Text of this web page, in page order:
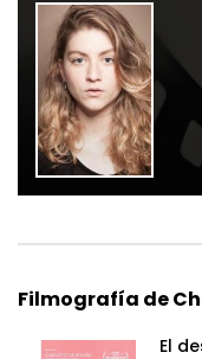
Filmografía de
El